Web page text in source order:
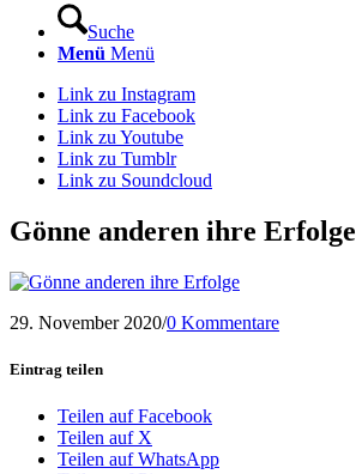
Suche
Menü Menü
Link zu Instagram
Link zu Facebook
Link zu Youtube
Link zu Tumblr
Link zu Soundcloud
Gönne anderen ihre Erfolge
29. November 2020/0 Kommentare
Eintrag teilen
Teilen auf Facebook
Teilen auf X
Teilen auf WhatsApp